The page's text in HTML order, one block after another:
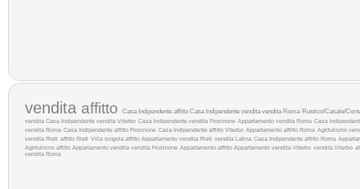
vendita affitto Casa Indipendente affitto Casa Indipendente venditavendita Roma Rustico/Casale/
vendita Casa Indipendente vendita Viterbo Casa Indipendente vendita Frosinone Appartamento vendita Roma Casa
vendita Roma Casa Indipendente affitto Frosinone Casa Indipendente affitto Viterbo Appartamento affitto Roma Agriturismo
vendita Rieti affitto Rieti Villa singola affitto Appartamento vendita Rieti vendita Latina Casa Indipendente affitto Roma
Agriturismo affitto Appartamento vendita vendita Frosinone Appartamento affitto Appartamento vendita Viterbo vendita Viterbo
vendita Roma